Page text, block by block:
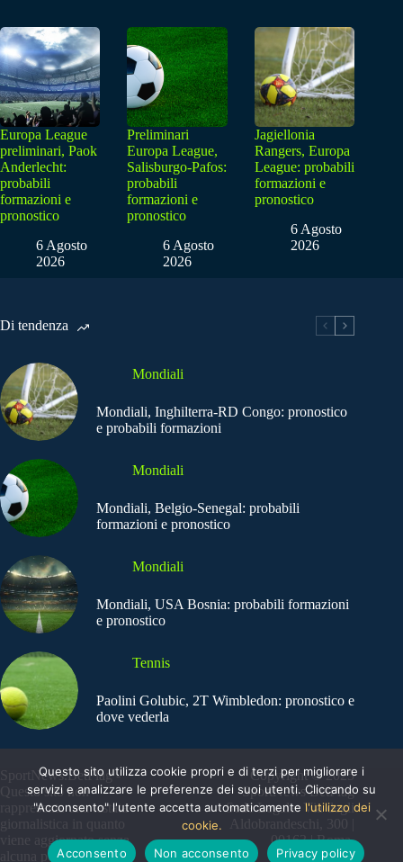
Europa League
preliminari, Paok
Anderlecht:
probabili
formazioni e
pronostico
6 Agosto
2026
Preliminari
Europa League,
Salisburgo-Pafos:
probabili
formazioni e
pronostico
6 Agosto
2026
Jagiellonia
Rangers, Europa
League: probabili
formazioni e
pronostico
6 Agosto
2026
Di tendenza
Mondiali
Mondiali, Inghilterra-RD Congo: pronostico
e probabili formazioni
Mondiali
Mondiali, Belgio-Senegal: probabili
formazioni e pronostico
Mondiali
Mondiali, USA Bosnia: probabili formazioni
e pronostico
Tennis
Paolini Golubic, 2T Wimbledon: pronostico e
dove vederla
SportNews.BetFlag -
Questo sito non
rappresenta una testata
giornalistica in quanto
viene aggiornato senza
alcuna periodicità
Copyright © 2025
SportNews BetFlag
Sede Legale: Via degli
Aldobrandeschi, 300 |
00163 | Roma
Questo sito utilizza cookie propri e di terzi per migliorare i
servizi e analizzare le preferenze dei suoi utenti. Cliccando su
"Acconsento" l'utente accetta automaticamente l'utilizzo dei
cookie.
Acconsento
Non acconsento Privacy policy